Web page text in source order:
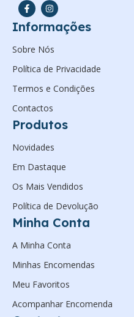
Informações
Sobre Nós
Política de Privacidade
Termos e Condições
Contactos
Produtos
Novidades
Em Dastaque
Os Mais Vendidos
Política de Devolução
Minha Conta
A Minha Conta
Minhas Encomendas
Meu Favoritos
Acompanhar Encomenda